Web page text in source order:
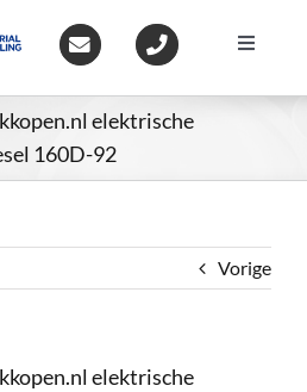
Toggle
Home
elektrische
160D-92
Vorige
elektrische